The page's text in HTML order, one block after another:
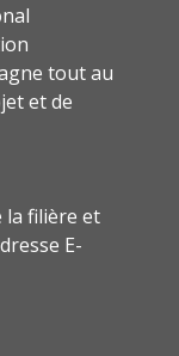
tout au
et de
la filière et
E-